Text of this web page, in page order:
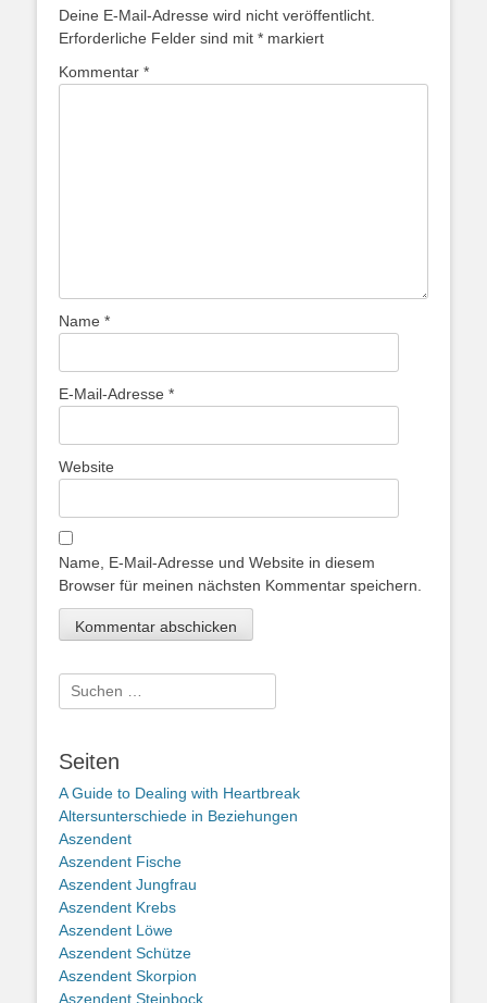
Deine E-Mail-Adresse wird nicht veröffentlicht.
Erforderliche Felder sind mit * markiert
Kommentar *
Name *
E-Mail-Adresse *
Website
Name, E-Mail-Adresse und Website in diesem
Browser für meinen nächsten Kommentar speichern.
Suche
nach:
Seiten
A Guide to Dealing with Heartbreak
Altersunterschiede in Beziehungen
Aszendent
Aszendent Fische
Aszendent Jungfrau
Aszendent Krebs
Aszendent Löwe
Aszendent Schütze
Aszendent Skorpion
Aszendent Steinbock